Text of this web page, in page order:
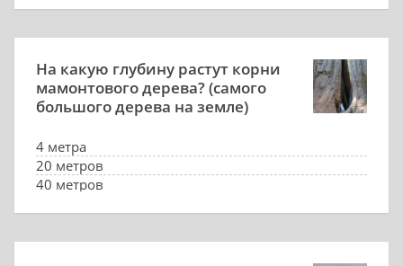
На какую глубину растут корни
мамонтового дерева? (самого
большого дерева на земле)
4 метра
20 метров
40 метров